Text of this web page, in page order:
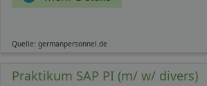
Quelle: germanpersonnel.de
Praktikum SAP PI (m/ w/ divers)